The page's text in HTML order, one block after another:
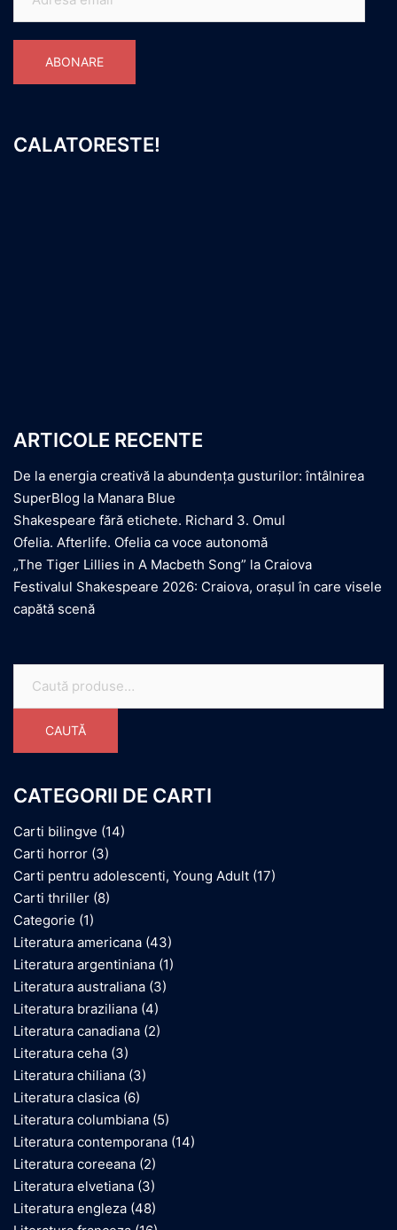
email
ABONARE
CALATORESTE!
ARTICOLE RECENTE
De la energia creativă la abundența gusturilor: întâlnirea
SuperBlog la Manara Blue
Shakespeare fără etichete. Richard 3. Omul
Ofelia. Afterlife. Ofelia ca voce autonomă
„The Tiger Lillies in A Macbeth Song” la Craiova
Festivalul Shakespeare 2026: Craiova, orașul în care visele
capătă scenă
după:
CAUTĂ
CATEGORII DE CARTI
Carti bilingve (14)
Carti horror (3)
Carti pentru adolescenti, Young Adult (17)
Carti thriller (8)
Categorie (1)
Literatura americana (43)
Literatura argentiniana (1)
Literatura australiana (3)
Literatura braziliana (4)
Literatura canadiana (2)
Literatura ceha (3)
Literatura chiliana (3)
Literatura clasica (6)
Literatura columbiana (5)
Literatura contemporana (14)
Literatura coreeana (2)
Literatura elvetiana (3)
Literatura engleza (48)